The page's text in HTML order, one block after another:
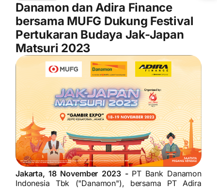
Danamon dan Adira Finance
bersama MUFG Dukung Festival
Pertukaran Budaya Jak-Japan
Matsuri 2023
Jakarta, 18 November 2023 - PT Bank Danamon
Indonesia Tbk ("Danamon"), bersama PT Adira